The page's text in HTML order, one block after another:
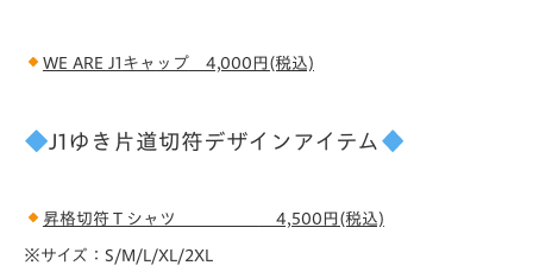
WE ARE J1 キャ ップ4,000円(税込)
J1 ゆき片道切符デザインアイテム
昇格切符Ｔシャツ 4,500円(税込)
※サイズ：S/M/L/XL/2XL